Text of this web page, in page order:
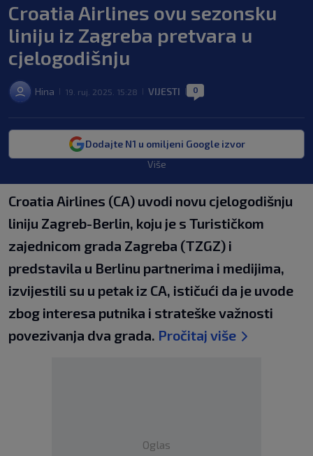
Croatia Airlines ovu sezonsku
liniju iz Zagreba pretvara u
cjelogodišnju
Hina 19. ruj. 2025. 15:28 VIJESTI 0
Dodajte N1 u omiljeni Google izvor
Više
Croatia Airlines (CA) uvodi novu cjelogodišnju
liniju Zagreb-Berlin, koju je s Turističkom
zajednicom grada Zagreba (TZGZ) i
predstavila u Berlinu partnerima i medijima,
izvijestili su u petak iz CA, ističući da je uvode
zbog interesa putnika i strateške važnosti
povezivanja dva grada. Pročitaj više
Oglas